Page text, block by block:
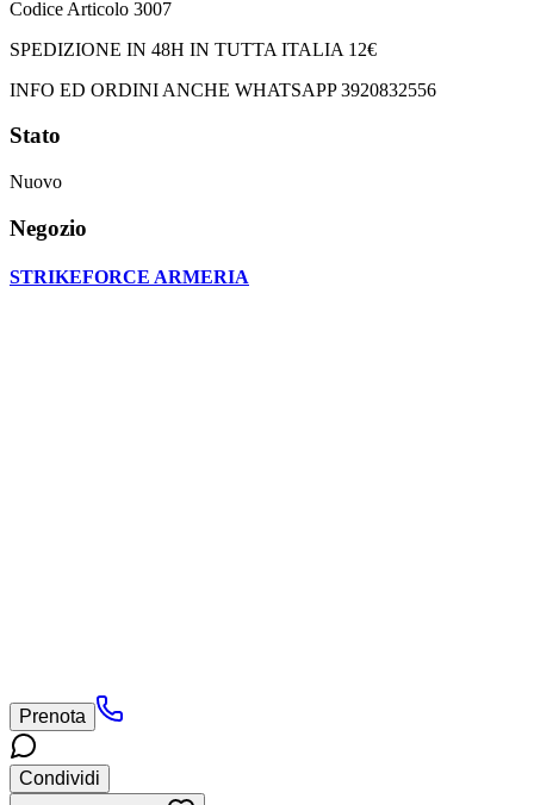
Codice Articolo 3007
SPEDIZIONE IN 48H IN TUTTA ITALIA 12€
INFO ED ORDINI ANCHE WHATSAPP 3920832556
Stato
Nuovo
Negozio
STRIKEFORCE ARMERIA
Prenota
Condividi